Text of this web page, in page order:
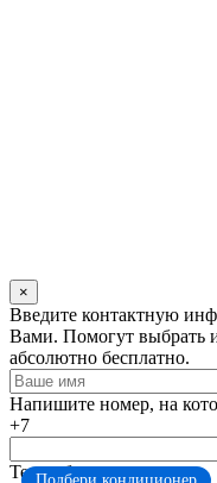
×
Оставьте
это
поле
пустым
Введите контактную
Вами. Помогут выбрать
абсолютно бесплатно.
Напишите номер, на
+7
Тема обращения